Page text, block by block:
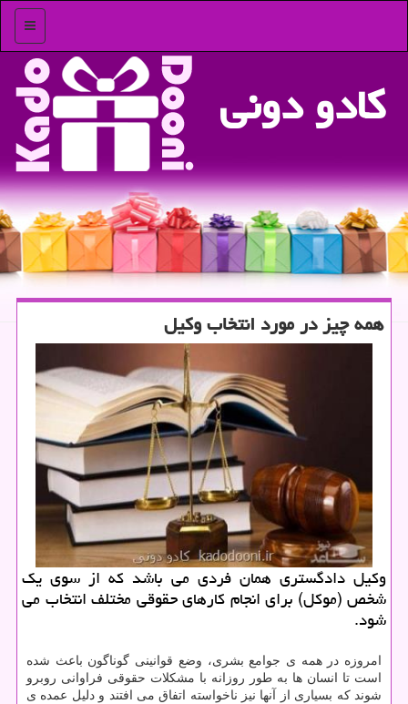
منو
كادو دونی
همه چیز در مورد انتخاب وكیل
وكیل دادگستری همان فردی می باشد كه از سوی یك
شخص (موكل) برای انجام كارهای حقوقی مختلف انتخاب می
شود.
امروزه در همه ی جوامع بشری، وضع قوانینی گوناگون باعث شده
است تا انسان ها به طور روزانه با مشکلات حقوقی فراوانی روبرو
شوند که بسیاری از آنها نیز ناخواسته اتفاق می افتند و دلیل عمده ی